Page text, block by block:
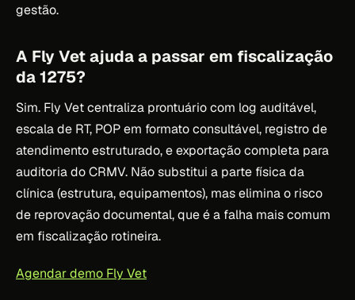
gestão.
A Fly Vet ajuda a passar em fiscalização
da 1275?
Sim. Fly Vet centraliza prontuário com log auditável,
escala de RT, POP em formato consultável, registro de
atendimento estruturado, e exportação completa para
auditoria do CRMV. Não substitui a parte física da
clínica (estrutura, equipamentos), mas elimina o risco
de reprovação documental, que é a falha mais comum
em fiscalização rotineira.
Agendar demo Fly Vet